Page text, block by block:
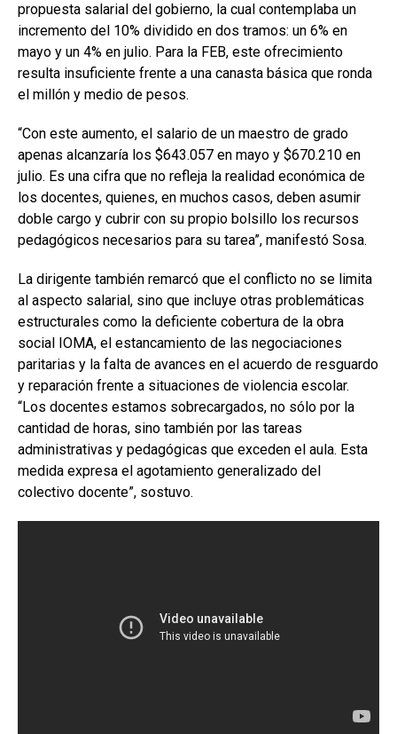
propuesta salarial del gobierno, la cual contemplaba un
incremento del 10% dividido en dos tramos: un 6% en
mayo y un 4% en julio. Para la FEB, este ofrecimiento
resulta insuficiente frente a una canasta básica que ronda
el millón y medio de pesos.
“Con este aumento, el salario de un maestro de grado
apenas alcanzaría los $643.057 en mayo y $670.210 en
julio. Es una cifra que no refleja la realidad económica de
los docentes, quienes, en muchos casos, deben asumir
doble cargo y cubrir con su propio bolsillo los recursos
pedagógicos necesarios para su tarea”, manifestó Sosa.
La dirigente también remarcó que el conflicto no se limita
al aspecto salarial, sino que incluye otras problemáticas
estructurales como la deficiente cobertura de la obra
social IOMA, el estancamiento de las negociaciones
paritarias y la falta de avances en el acuerdo de resguardo
y reparación frente a situaciones de violencia escolar.
“Los docentes estamos sobrecargados, no sólo por la
cantidad de horas, sino también por las tareas
administrativas y pedagógicas que exceden el aula. Esta
medida expresa el agotamiento generalizado del
colectivo docente”, sostuvo.